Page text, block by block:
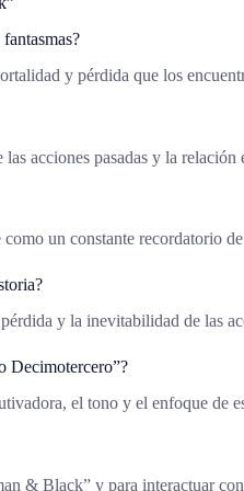
y pérdida que los
acciones pasadas y la
un constante recordatorio
y la inevitabilidad de las
Decimotercero”?
el tono y el enfoque de
& Black” y para interactuar